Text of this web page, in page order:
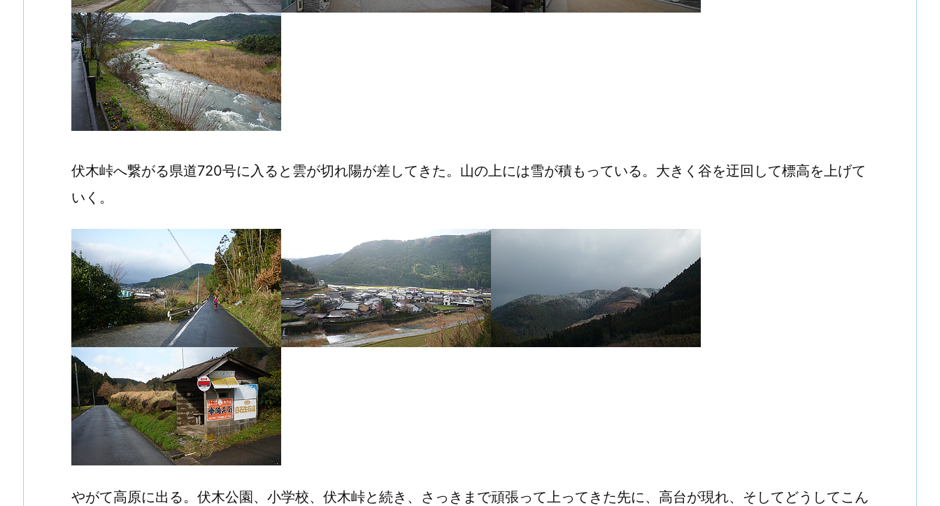
伏木峠へ繋がる県道720号に入ると雲が切れ陽が差してきた。山の上には雪が積もっている。大きく谷を迂回して標高を上げて
いく。
やがて高原に出る。伏木公園、小学校、伏木峠と続き、さっきまで頑張って上ってきた先に、高台が現れ、そしてどうしてこん